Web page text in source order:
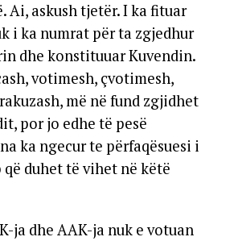
Ai, askush tjetër. I ka fituar
i ka numrat për ta zgjedhur
dhe konstituuar Kuvendin.
votimesh, çvotimesh,
më në fund zgjidhet
por jo edhe të pesë
ka ngecur te përfaqësuesi i
duhet të vihet në këtë
ja dhe AAK-ja nuk e votuan